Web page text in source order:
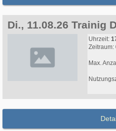
Di., 11.08.26 Trainig
Uhrzeit:
Zeitraum:
Max.